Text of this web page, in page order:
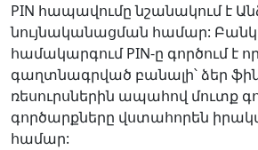
PIN հապավումը նշանակում է
նույնականացման համար:
համակարգում PIN-ը գործում է
գաղտնագրված բանալի՝ ձեր
ռեսուրսներին ապահով մուտք
գործարքները վստահորեն
համար: